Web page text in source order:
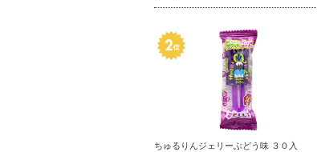
ちゅるりんジェリーぶどう味 ３０入